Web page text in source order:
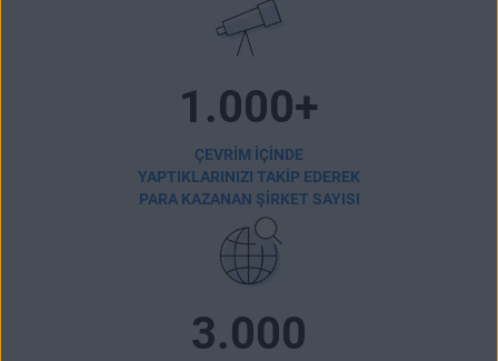
1.000+
ÇEVRIM IÇINDE
YAPTIKLARINIZI TAKIP EDEREK
PARA KAZANAN ŞIRKET SAYISI
3.000